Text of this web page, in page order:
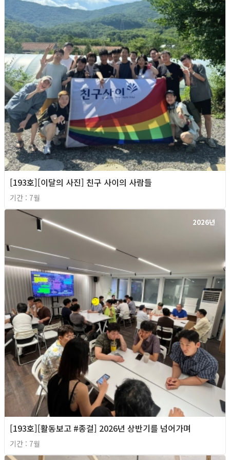
[193호][이달의 사진] 친구 사이의 사람들
기간 : 7월
2026년
[193호][활동보고 #종걸] 2026년 상반기를 넘어가며
기간 : 7월